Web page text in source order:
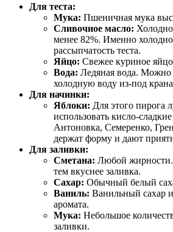
Для теста:
Мука: Пшеничная мука
Сливочное масло:
менее 82%. Именно
рассыпчатость теста.
Яйцо: Свежее куриное
Вода: Ледяная вода. Можно
холодную воду из-под
Для начинки:
Яблоки: Для этого пирога
использовать кисло-
Антоновка, Семеренко,
держат форму и дают
Для заливки:
Сметана: Любой жирности.
тем вкуснее заливка.
Сахар: Обычный белый
Ваниль: Ванильный сахар
аромата.
Мука: Небольшое
заливки.